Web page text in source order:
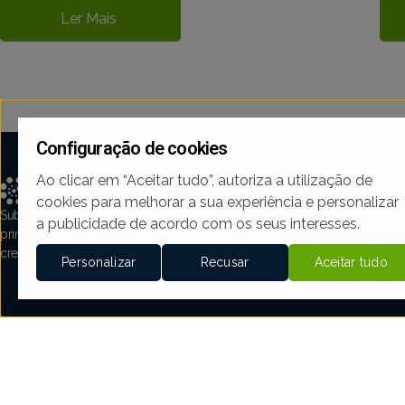
Ler Mais
Subscreva a newsletter e garanta acesso em
primeira-mão a
crescer a sua empresa.
PORTO
Avenida
501
4100-139
+351 226
Configuração de cookies
Ao clicar em “Aceitar tudo”, autoriza a utilização de
cookies para melhorar a sua experiência e personalizar
a publicidade de acordo com os seus interesses.
Personalizar Recusar Aceitar tudo